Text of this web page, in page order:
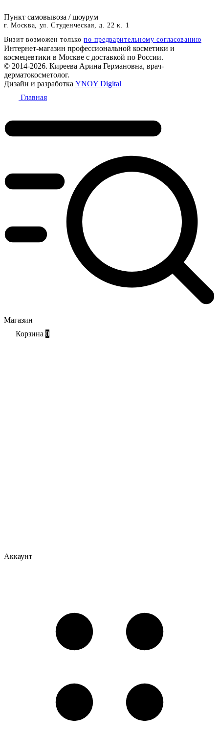
Пункт самовывоза / шоурум
г. Москва, ул. Студенческая, д. 22 к. 1
Визит возможен толькопо предварительному согласованию
Интернет-магазин профессиональной косметики и
космецевтики в Москве с доставкой по России.
© 2014-2026. Киреева Арина Германовна, врач-
дерматокосметолог.
Дизайн и разработка YNOY Digital
Главная
Магазин
Корзина 0
Аккаунт